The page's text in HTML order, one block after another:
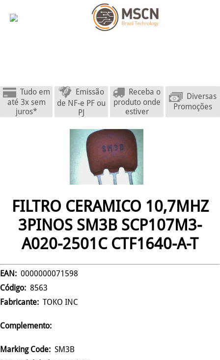
Tudo em
até 3x sem
juros*
Emissão
de NF-e PF ou
PJ
Receba o
produto onde
estiver
Diversas
Promoções
FILTRO CERAMICO 10,7MHZ
3PINOS SM3B SCP107M3-
A020-2501C CTF1640-A-T
EAN: 0000000071598
Código: 8563
Fabricante: TOKO INC
Complemento:
Marking Code: SM3B